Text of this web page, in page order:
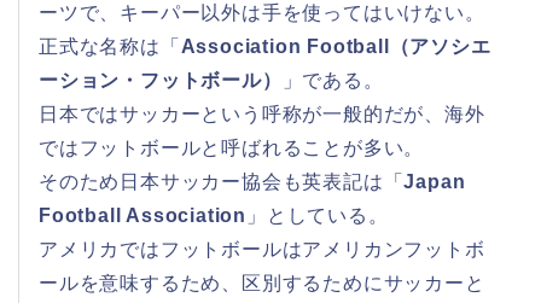
ーツで、キーパー以外は手を使ってはいけない。
正式な名称は「 Association Football（アソシエ
ーション・フットボール）
」である。
日本ではサッカーという呼称が一般的だが、海外
ではフットボールと呼ばれることが多い。
そのため日本サッカー協会も英表記は「Japan
Football Association 」としている。
アメリカではフットボールはアメリカンフットボ
ールを意味するため、区別するためにサッカーと